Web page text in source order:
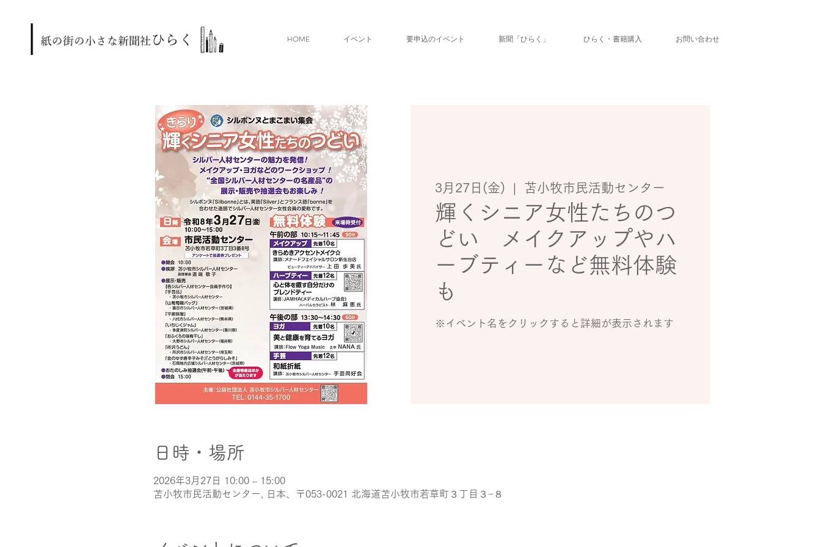
HOME イベント 要申込のイベント 新聞「ひらく」 ひらく・書籍購入 お問い合わせ
3月27日(金)
  |
苫小牧市民活動センター
輝くシニア女性たちのつ
どい メイクアップやハ
ーブティーなど無料体験
も
※イベント名をクリックすると詳細が表示されます
日時・場所
2026年3月27日 10:00 – 15:00
苫小牧市民活動センター, 日本、〒053-0021 北海道苫小牧市若草町３丁目３−８